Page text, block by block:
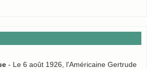
- Le 6 août 1926, l'Américaine Gertrude